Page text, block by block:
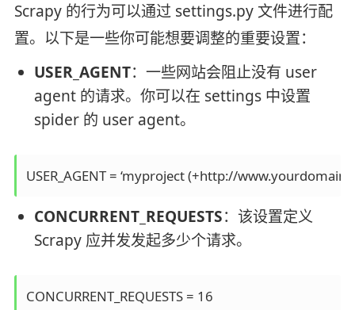
Scrapy 的行为可以通过 settings.py 文件进行配
置。以下是一些你可能想要调整的重要设置：
USER_AGENT：一些网站会阻止没有 user
agent 的请求。你可以在 settings 中设置
spider 的 user agent。
USER_AGENT = ‘myproject (+http://
CONCURRENT_REQUESTS：该设置定义
Scrapy 应并发发起多少个请求。
CONCURRENT_REQUESTS = 16